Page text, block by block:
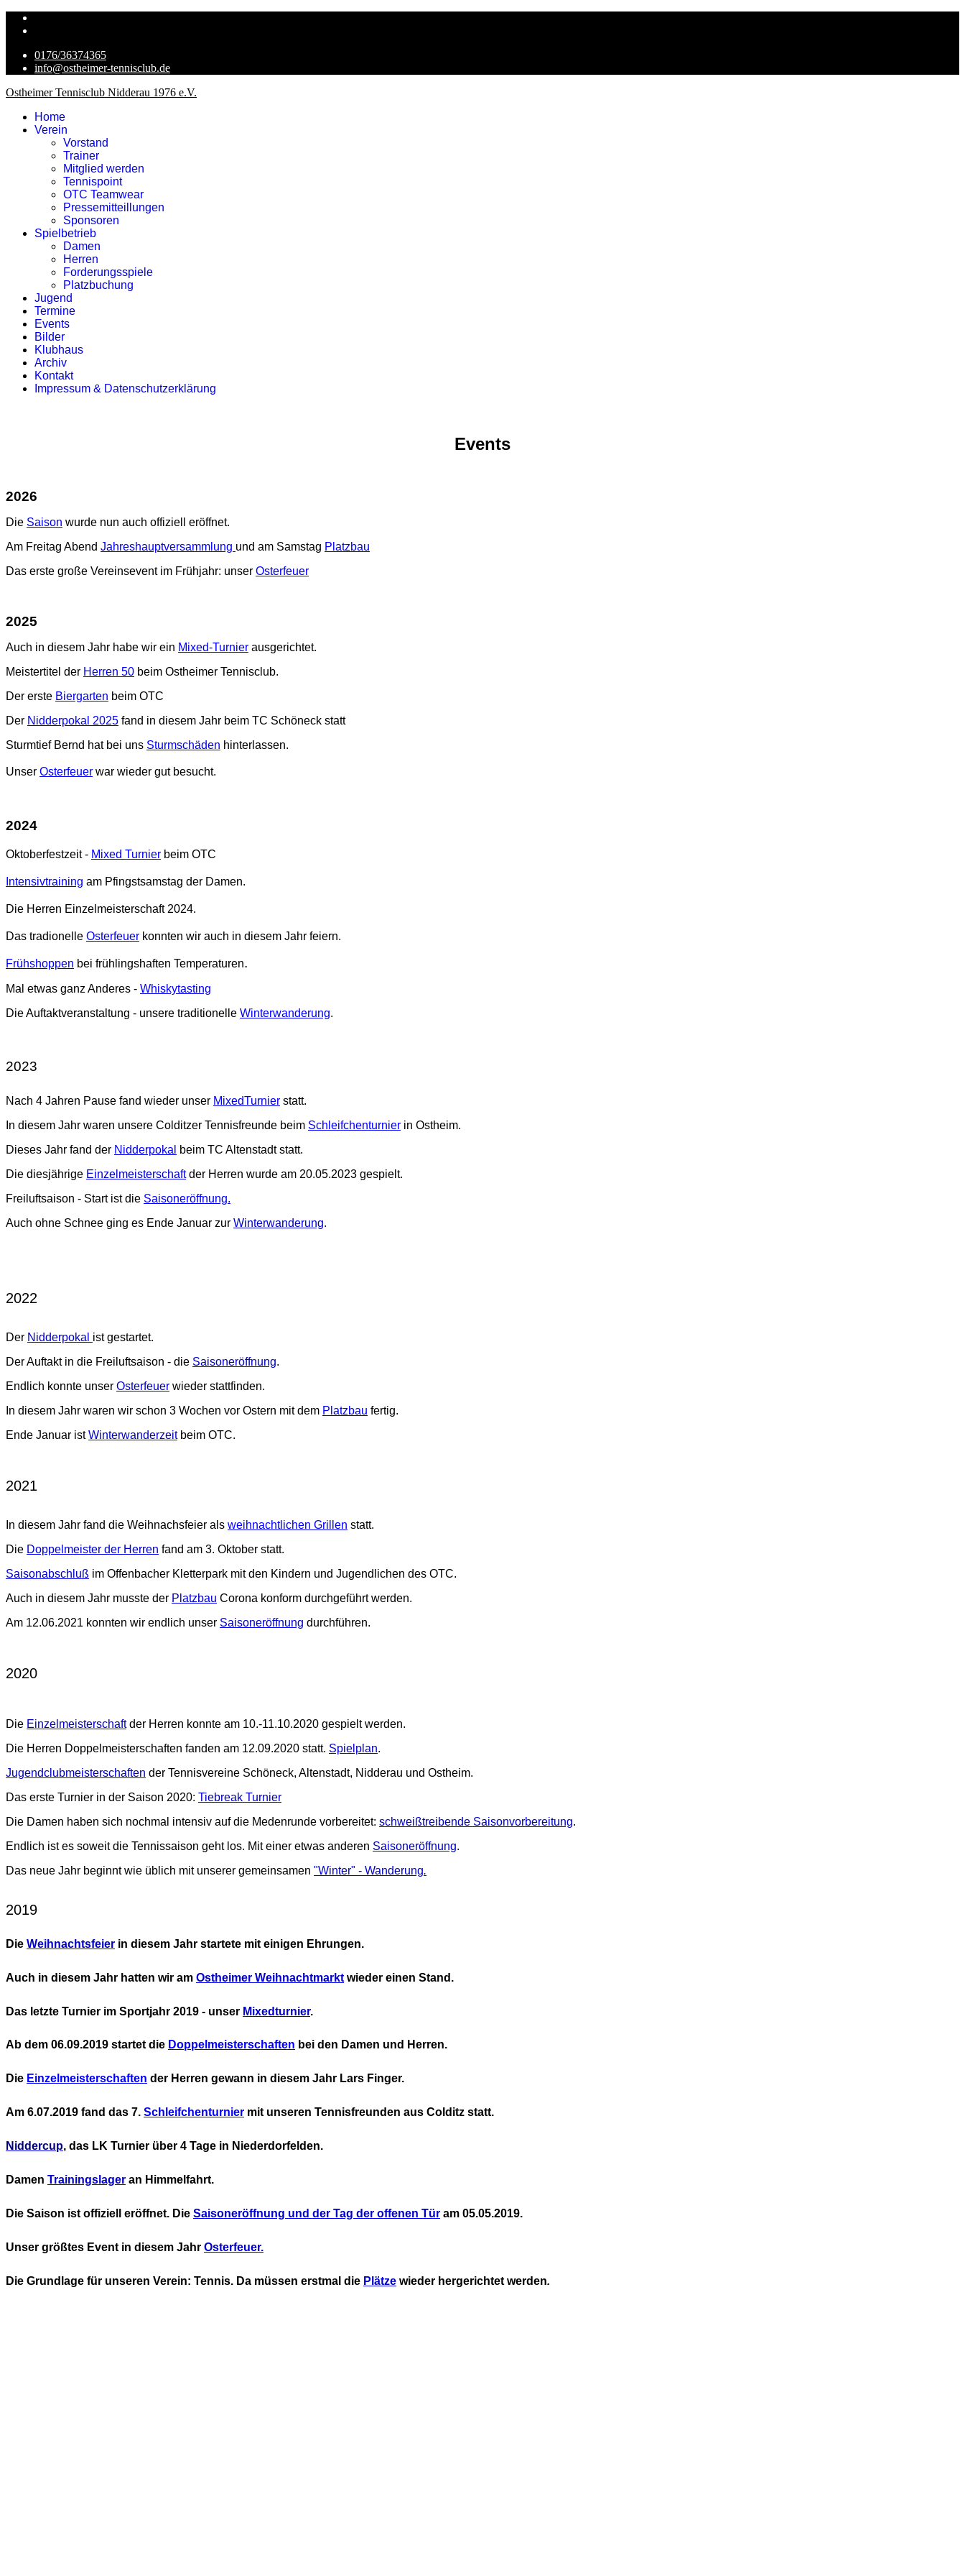
0176/36374365
info@ostheimer-tennisclub.de
Ostheimer Tennisclub Nidderau 1976 e.V.
Home
Verein
Vorstand
Trainer
Mitglied werden
Tennispoint
OTC Teamwear
Pressemitteillungen
Sponsoren
Spielbetrieb
Damen
Herren
Forderungsspiele
Platzbuchung
Jugend
Termine
Events
Bilder
Klubhaus
Archiv
Kontakt
Impressum & Datenschutzerklärung
Events
2026
Die Saison wurde nun auch offiziell eröffnet.
Am Freitag Abend Jahreshauptversammlung und am Samstag Platzbau
Das erste große Vereinsevent im Frühjahr: unser Osterfeuer
2025
Auch in diesem Jahr habe wir ein Mixed-Turnier ausgerichtet.
Meistertitel der Herren 50 beim Ostheimer Tennisclub.
Der erste Biergarten beim OTC
Der Nidderpokal 2025 fand in diesem Jahr beim TC Schöneck statt
Sturmtief Bernd hat bei uns Sturmschäden hinterlassen.
Unser Osterfeuer war wieder gut besucht.
2024
Oktoberfestzeit - Mixed Turnier beim OTC
Intensivtraining am Pfingstsamstag der Damen.
Die Herren Einzelmeisterschaft 2024.
Das tradionelle Osterfeuer konnten wir auch in diesem Jahr feiern.
Frühshoppen bei frühlingshaften Temperaturen.
Mal etwas ganz Anderes - Whiskytasting
Die Auftaktveranstaltung - unsere traditionelle Winterwanderung.
2023
Nach 4 Jahren Pause fand wieder unser MixedTurnier statt.
In diesem Jahr waren unsere Colditzer Tennisfreunde beim Schleifchenturnier in Ostheim.
Dieses Jahr fand der Nidderpokal
beim TC Altenstadt statt.
Die diesjährige Einzelmeisterschaftder Herren wurde am 20.05.2023 gespielt.
Freiluftsaison - Start ist die Saisoneröffnung.
Auch ohne Schnee ging es Ende Januar zur Winterwanderung.
2022
Der Nidderpokal ist gestartet.
Der Auftakt in die Freiluftsaison - die Saisoneröffnung.
Endlich konnte unser Osterfeuer wieder stattfinden.
In diesem Jahr waren wir schon 3 Wochen vor Ostern mit dem Platzbau fertig.
Ende Januar istWinterwanderzeitbeim OTC.
2021
In diesem Jahr fand die Weihnachsfeier als weihnachtlichen Grillen statt.
Die Doppelmeister der Herren fand am 3. Oktober statt.
Saisonabschluß im Offenbacher Kletterpark mit den Kindern und Jugendlichen des OTC.
Auch in diesem Jahr musste der Platzbau Corona konform durchgeführt werden.
Am 12.06.2021 konnten wir endlich unser Saisoneröffnung durchführen.
2020
Die Einzelmeisterschaftder Herren konnte am 10.-11.10.2020 gespielt werden.
Die Herren Doppelmeisterschaften fanden am 12.09.2020 statt. Spielplan.
Jugendclubmeisterschaften der Tennisvereine Schöneck, Altenstadt, Nidderau und Ostheim.
Das erste Turnier in der Saison 2020: Tiebreak Turnier
Die Damen haben sich nochmal intensiv auf die Medenrunde vorbereitet: schweißtreibende Saisonvorbereitung.
Endlich ist es soweit die Tennissaison geht los. Mit einer etwas anderen Saisoneröffnung.
Das neue Jahr beginnt wie üblich mit unserer gemeinsamen "Winter" - Wanderung.
2019
Die Weihnachtsfeier in diesem Jahr startete mit einigen Ehrungen.
Auch in diesem Jahr hatten wir am Ostheimer Weihnachtmarkt wieder einen Stand.
Das letzte Turnier im Sportjahr 2019 - unser Mixedturnier.
Ab dem 06.09.2019 startet die Doppelmeisterschaften bei den Damen und Herren.
Die Einzelmeisterschaften der Herren gewann in diesem Jahr Lars Finger.
Am 6.07.2019 fand das 7. Schleifchenturnier mit unseren Tennisfreunden aus Colditz statt.
Niddercup, das LK Turnier über 4 Tage in Niederdorfelden.
Damen Trainingslager an Himmelfahrt.
Die Saison ist offiziell eröffnet. Die Saisoneröffnung und der Tag der offenen Tür am 05.05.2019.
Unser größtes Event in diesem Jahr Osterfeuer.
Die Grundlage für unseren Verein: Tennis. Da müssen erstmal die Plätze wieder hergerichtet werden.